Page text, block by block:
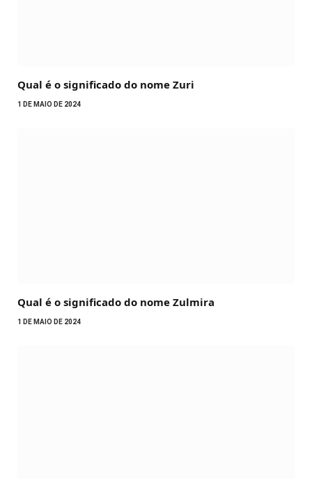
Qual é o significado do nome Zuri
1 DE MAIO DE 2024
Qual é o significado do nome Zulmira
1 DE MAIO DE 2024